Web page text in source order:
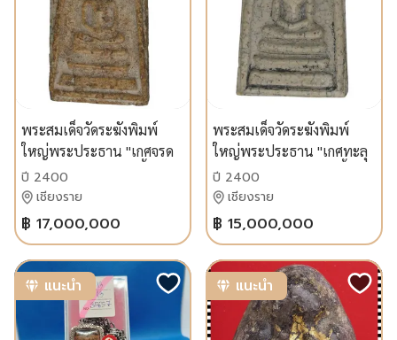
พระสมเด็จวัดระฆังพิมพ์
ใหญ่พระประธาน "เกศจรด
ซุ้ม" ปี 2400-2408 เนื้อปูน
เปลือกหอยเก่าแห้งจัดผล
ตรวจ $CaCO_3$ บริสุทธิ์ถึง
99.99%!
ปี 2400
เชียงราย
฿ 17,000,000
พระสมเด็จวัดระฆังพิมพ์
ใหญ่พระประธาน "เกศทะลุ
ซุ้ม" (ปี 2400-2408) เนื้อปูน
เปลือกหอยเก่าถึงยุคพร้อม
ใบรับรองผลตรวจทาง
วิทยาศาสตร์
ปี 2400
เชียงราย
฿ 15,000,000
แนะนำ แนะนำ